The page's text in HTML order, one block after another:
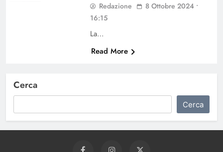
Redazione
8 Ottobre 2024 •
16:15
La…
Read More
Cerca
Cerca